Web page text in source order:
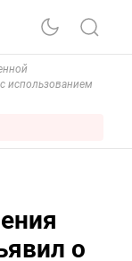
использованием
о